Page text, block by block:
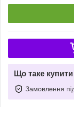
Що таке
Замовлення